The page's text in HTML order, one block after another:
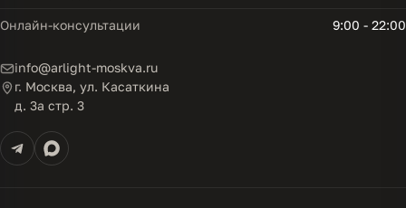
Онлайн-консультации 9:00 - 22:00
info@arlight-moskva.ru
г. Москва, ул. Касаткина
д. 3а стр. 3